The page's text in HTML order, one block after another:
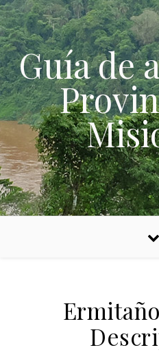
Skip to content
Guía de
Ermitaño